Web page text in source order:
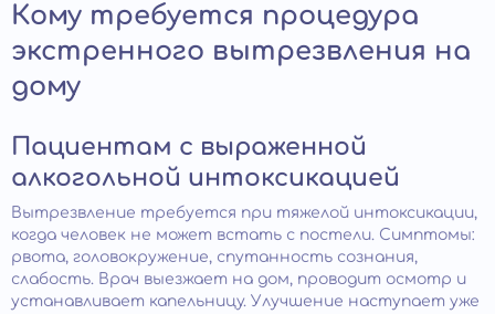
Кому требуется процедура
экстренного вытрезвления на
дому
Пациентам с выраженной
алкогольной интоксикацией
Вытрезвление требуется при тяжелой интоксикации,
когда человек не может встать с постели. Симптомы:
рвота, головокружение, спутанность сознания,
слабость. Врач выезжает на дом, проводит осмотр и
устанавливает капельницу. Улучшение наступает уже